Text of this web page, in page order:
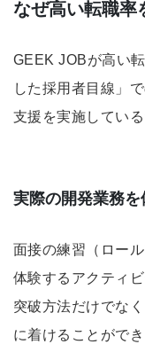
なぜ高い転職率
GEEK JOBが高い
した採用者目線」
支援を実施している
実際の開発業務を
面接の練習（ロー
体験するアクティ
突破方法だけでな
に着けることができ